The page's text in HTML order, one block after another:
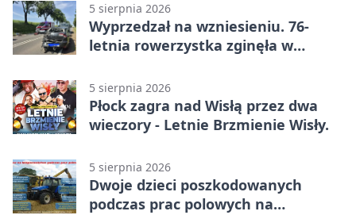
5 sierpnia 2026
Wyprzedzał na wzniesieniu. 76-
letnia rowerzystka zginęła w
5 sierpnia 2026
Płock zagra nad Wisłą przez dwa
wieczory - Letnie Brzmienie Wisły.
5 sierpnia 2026
Dwoje dzieci poszkodowanych
podczas prac polowych na